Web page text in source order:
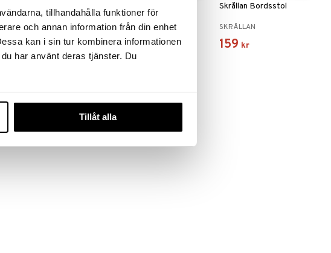
tillhandahålla funktioner för
och annan information från din enhet
kan i sin tur kombinera informationen
har använt deras tjänster. Du
Tillåt alla
Lillan & Friends Dockvagn
Sulky
LILLAN & FRIENDS
179 kr
SKRÅLLAN
49 kr
Skrållan Bordsstol
SKRÅLLAN
159 kr